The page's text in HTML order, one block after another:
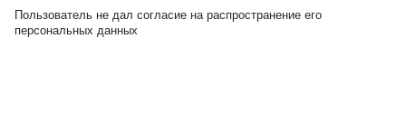
Пользователь не дал согласие на распространение его
персональных данных